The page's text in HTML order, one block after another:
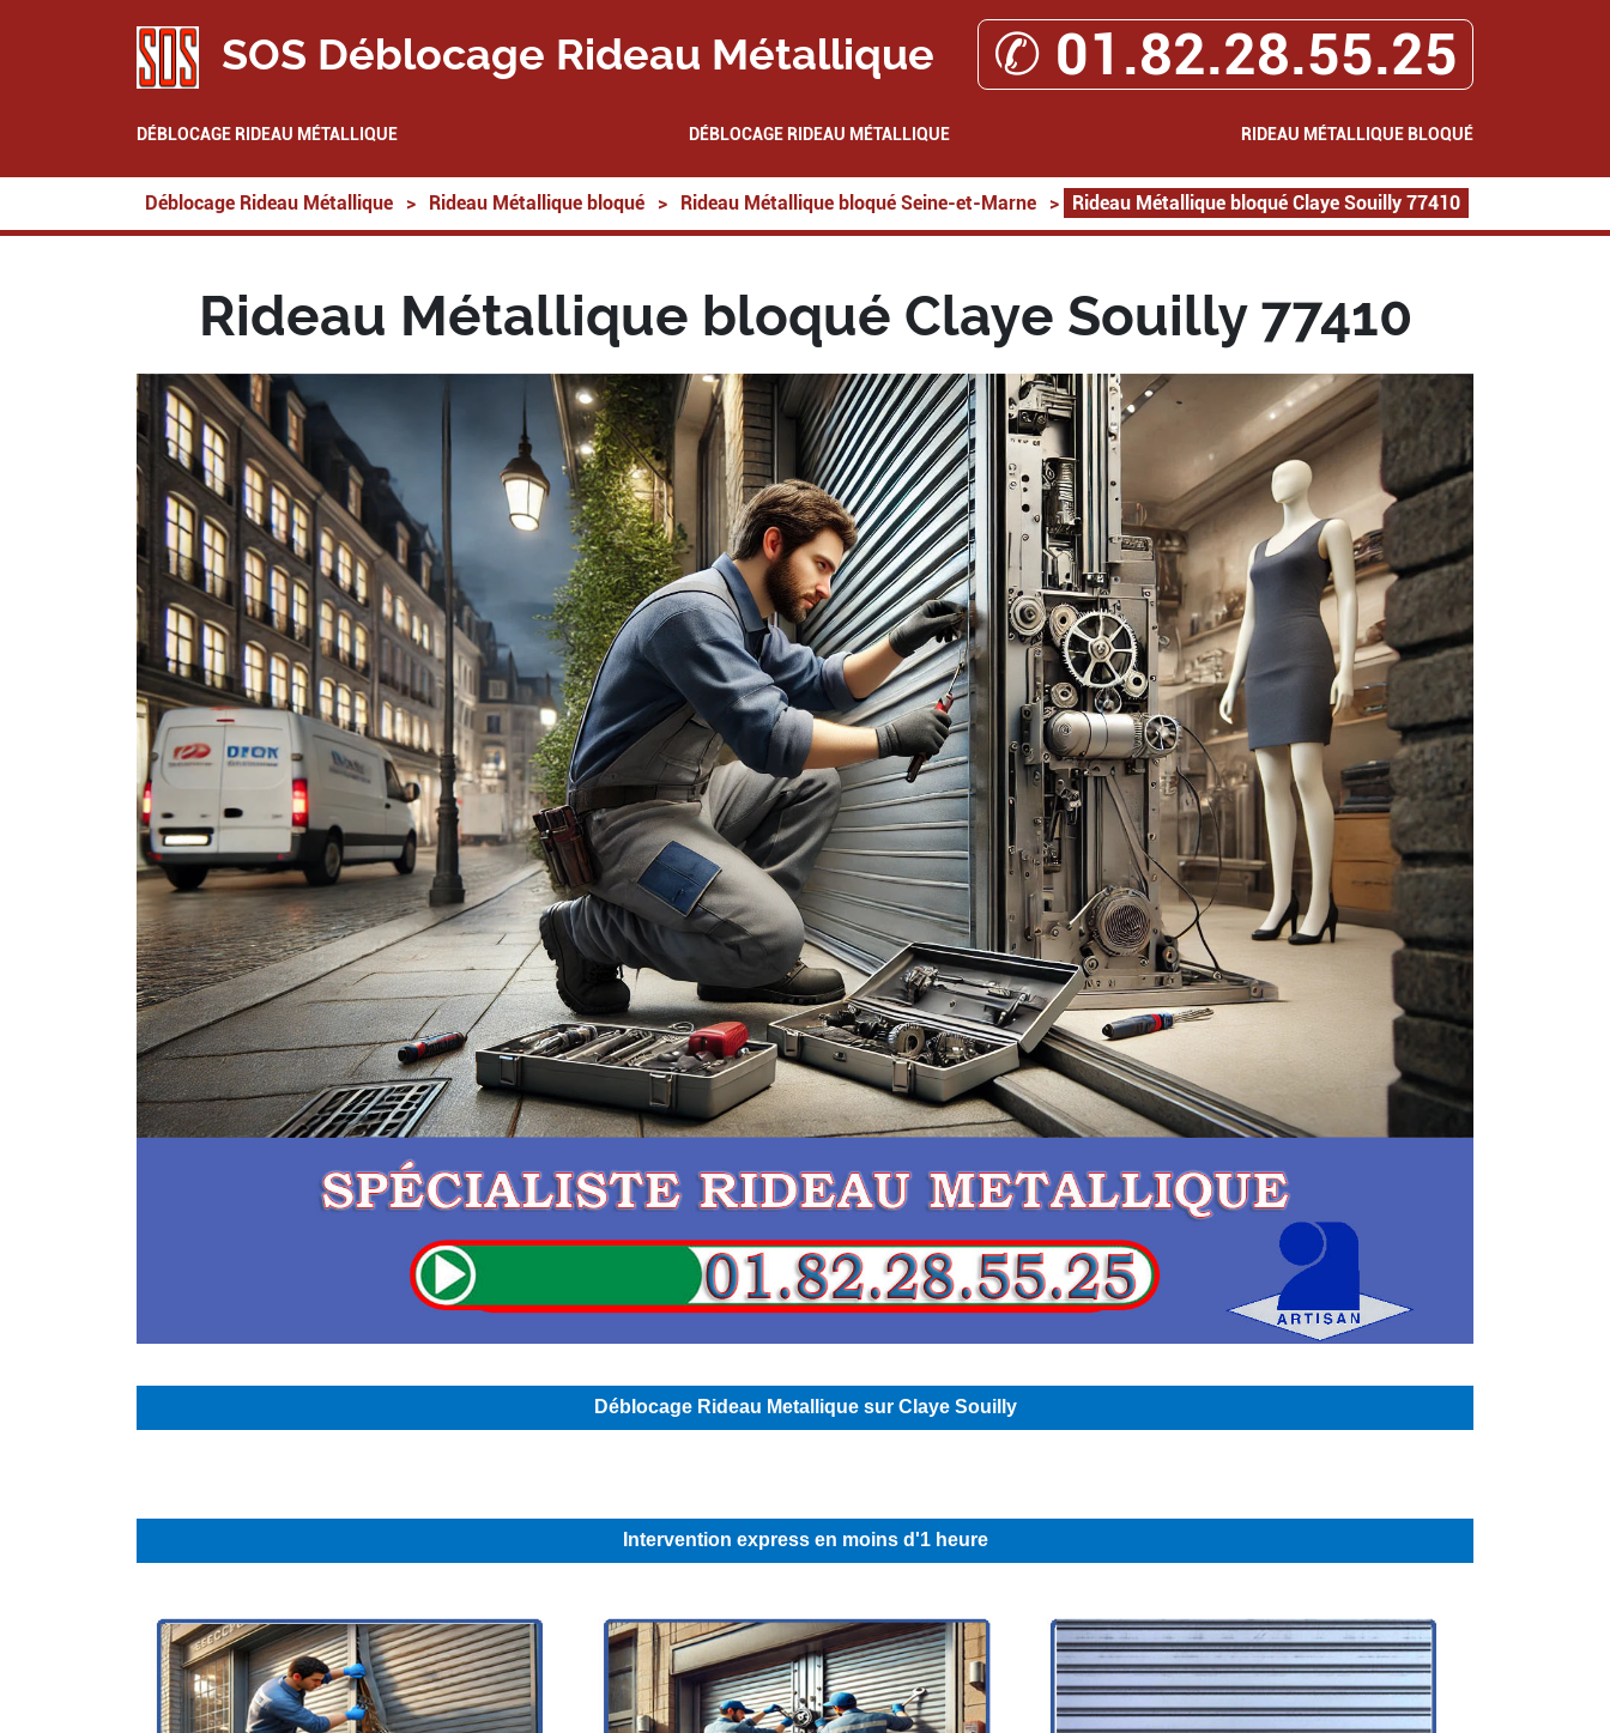
SOS Déblocage Rideau Métallique ✆ 01.82.28.55.25
DÉBLOCAGE RIDEAU MÉTALLIQUE DÉBLOCAGE RIDEAU MÉTALLIQUE RIDEAU MÉTALLIQUE BLOQUÉ
Déblocage Rideau Métallique > Rideau Métallique bloqué > Rideau Métallique bloqué Seine-et-Marne > Rideau Métallique bloqué Claye Souilly 77410
Rideau Métallique bloqué Claye Souilly 77410
Déblocage Rideau Metallique sur Claye Souilly
Intervention express en moins d'1 heure